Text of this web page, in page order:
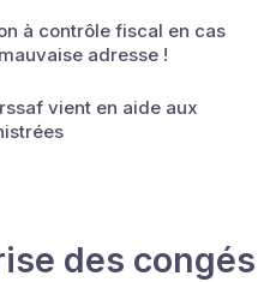
à contrôle fiscal en cas
adresse !
vient en aide aux
des congés